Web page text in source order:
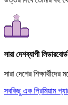
সারা দেশব্যাপী লিডারবোর্ড
সারা দেশের
সবকিছু এক প্রিমিয়াম